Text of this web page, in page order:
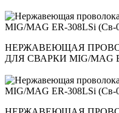
НЕРЖАВЕЮЩАЯ
ДЛЯ СВАРКИ MIG/MAG